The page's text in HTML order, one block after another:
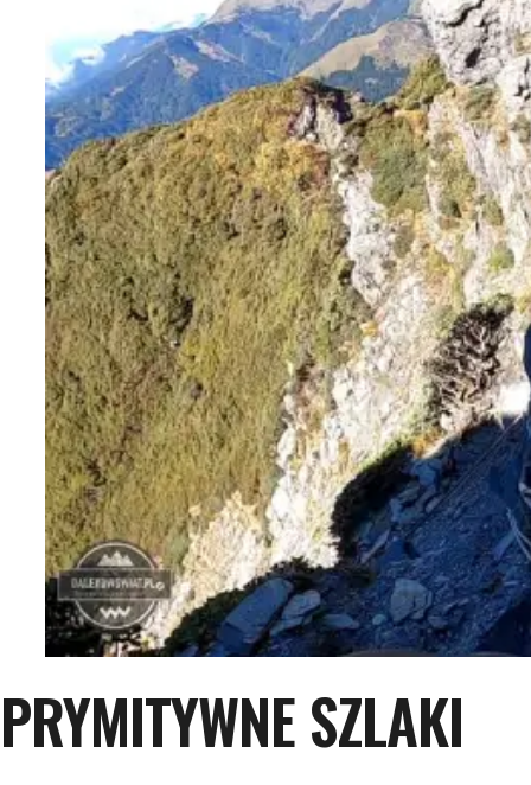
PRYMITYWNE SZLAKI